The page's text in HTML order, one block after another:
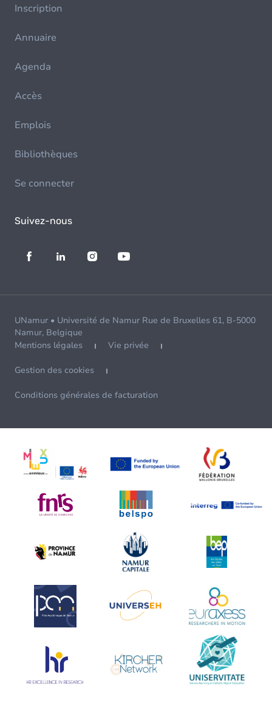
Inscription
Annuaire
Agenda
Accès
Emplois
Bibliothèques
Se connecter
Suivez-nous
UNamur • Université de Namur Rue de Bruxelles 61, B-5000
Namur, Belgique
Mentions légales
Vie privée
Gestion des cookies
Conditions générales de facturation